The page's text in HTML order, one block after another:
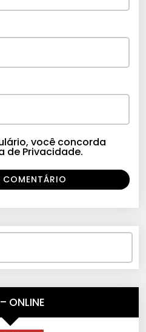
você concorda
de Privacidade.
ONLINE